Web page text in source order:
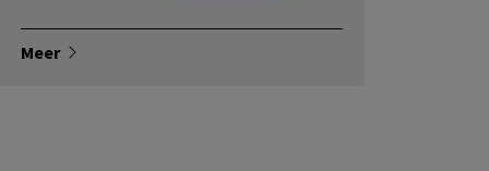
Meer